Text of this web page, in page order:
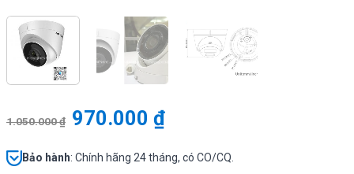
1.050.000₫ 970.000₫
Bảo hành: Chính hãng 24 tháng, có CO/CQ.